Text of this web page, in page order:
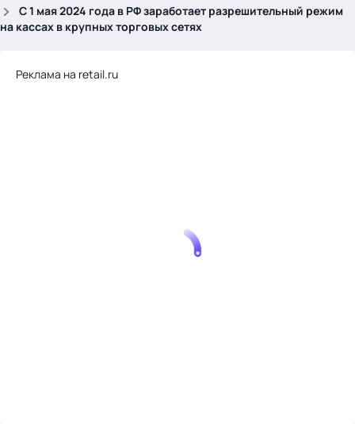
С 1 мая 2024 года в РФ заработает разрешительный режим
на кассах в крупных торговых сетях
Реклама на retail.ru